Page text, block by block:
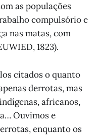
as populações
compulsório e
nas matas, com
1823).
citados o quanto
derrotas, mas
africanos,
Ouvimos e
enquanto os